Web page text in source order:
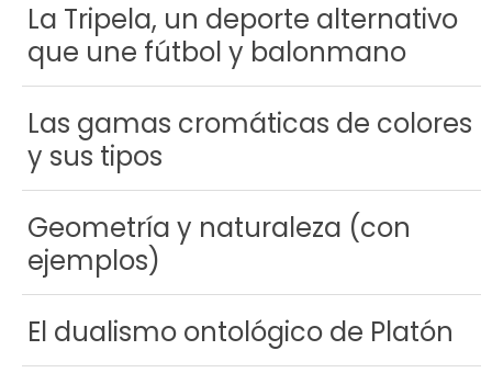
La Tripela, un deporte alternativo
que une fútbol y balonmano
Las gamas cromáticas de colores
y sus tipos
Geometría y naturaleza (con
ejemplos)
El dualismo ontológico de Platón